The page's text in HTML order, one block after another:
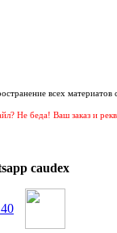
всех
Не беда! Ваш заказ и